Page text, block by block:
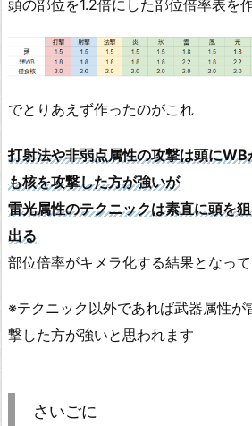
頭の部位を1.2倍にした部位倍率表を
でとりあえず作ったのがこれ
打射法や非弱点属性の攻撃は頭に
も核を攻撃した方が強いが
雷光属性のテクニックは素直に頭を
出る
部位倍率がキメラ化する結果となっ
※テクニック以外であれば武器属性が
撃した方が強いと思われます
さいごに